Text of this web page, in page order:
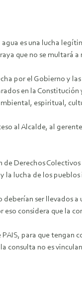
es una lucha
que no se multará
por el Gobierno y
en la
espiritual,
al Alcalde, al
de Derechos
lucha de los
ser llevados
eso considera que la
para que
consulta no es